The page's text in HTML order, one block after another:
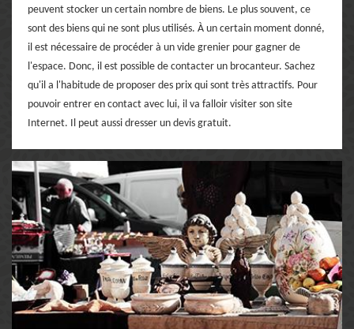
peuvent stocker un certain nombre de biens. Le plus souvent, ce
sont des biens qui ne sont plus utilisés. À un certain moment donné,
il est nécessaire de procéder à un vide grenier pour gagner de
l'espace. Donc, il est possible de contacter un brocanteur. Sachez
qu'il a l'habitude de proposer des prix qui sont très attractifs. Pour
pouvoir entrer en contact avec lui, il va falloir visiter son site
Internet. Il peut aussi dresser un devis gratuit.